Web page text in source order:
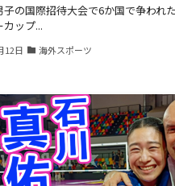
子の国際招待大会で6か国で争われ
ップ...
12日 海外スポーツ